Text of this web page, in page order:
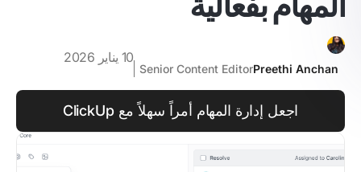
Preethi Anchan
Senior Content Editor
10 يناير 2026
اجعل إدارة المهام أمراً سهلاً مع ClickUp